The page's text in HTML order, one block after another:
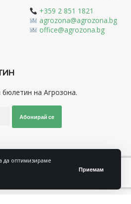
да оптимизираме
Приемам
+359 2 851 1821
agrozona@agrozona.bg
office@agrozona.bg
на Агрозона.
Абонирай се
Последвайте ни